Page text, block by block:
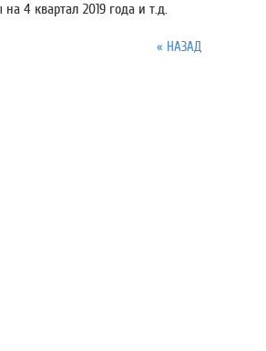
4 квартал 2019 года и т.д.
« НАЗАД